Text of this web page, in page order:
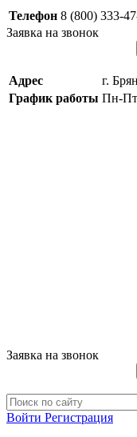
Телефон 8 (800) 333-
Заявка на звонок
Адрес
г.
График работы Пн-Пт
Заявка на звонок
Войти Регистрация